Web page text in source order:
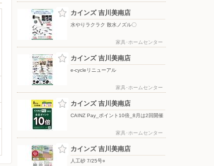
カインズ 吉川美南店
水やりラクラク 散水ノズル〇
家具･ホームセンター
カインズ 吉川美南店
e-cycleリニューアル
家具･ホームセンター
カインズ 吉川美南店
CAINZ Pay_ポイント10倍_8月は2回開催
家具･ホームセンター
カインズ 吉川美南店
人工砂 7/25号○